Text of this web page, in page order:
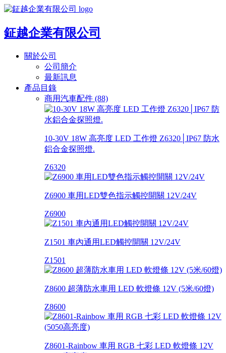
鉦越企業有限公司
關於公司
公司簡介
最新訊息
產品目錄
商用汽車配件 (88)
10-30V 18W 高亮度 LED 工作燈 Z6320│IP67 防水
鋁合金探照燈.
Z6320
Z6900 車用LED雙色指示觸控開關 12V/24V
Z6900
Z1501 車內通用LED觸控開關 12V/24V
Z1501
Z8600 超薄防水車用 LED 軟燈條 12V (5米/60燈)
Z8600
Z8601-Rainbow 車用 RGB 七彩 LED 軟燈條 12V